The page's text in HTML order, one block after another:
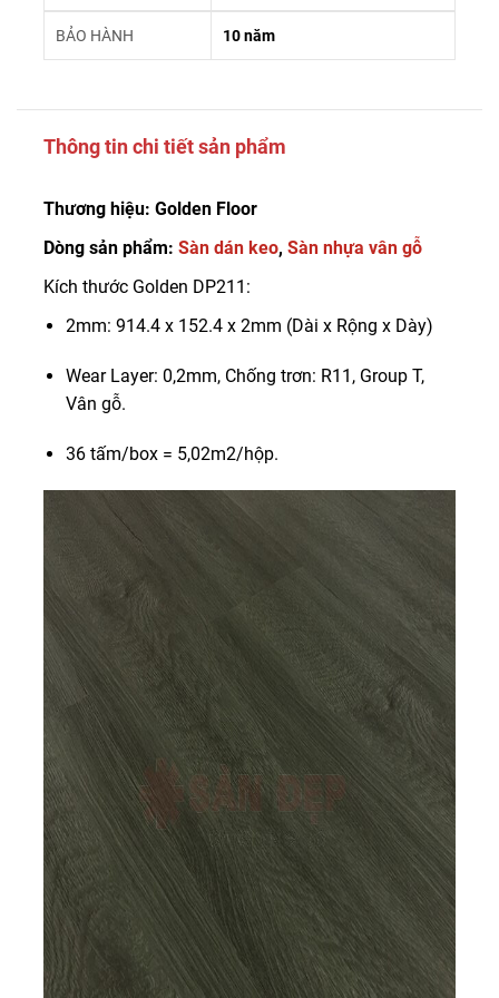
BẢO HÀNH 10 năm
Thông tin chi tiết sản phẩm
Thương hiệu: Golden Floor
Dòng sản phẩm: Sàn dán keo, Sàn nhựa vân gỗ
Kích thước Golden DP211:
2mm: 914.4 x 152.4 x 2mm (Dài x Rộng x Dày)
Wear Layer: 0,2mm, Chống trơn: R11, Group T,
Vân gỗ.
36 tấm/box = 5,02m2/hộp.